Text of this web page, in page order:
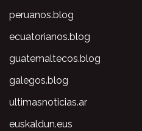
peruanos.blog
ecuatorianos.blog
guatemaltecos.blog
galegos.blog
ultimasnoticias.ar
euskaldun.eus